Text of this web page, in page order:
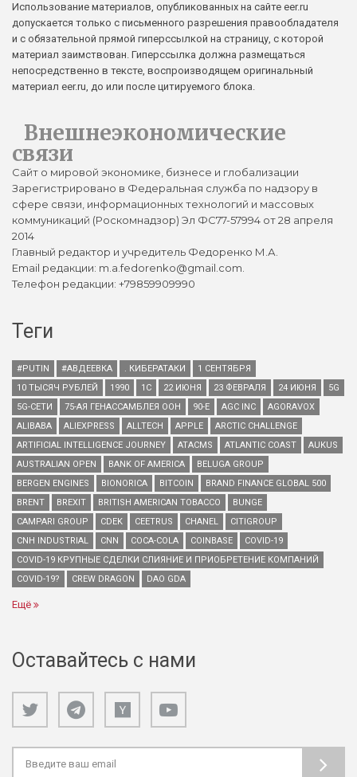
Использование материалов, опубликованных на сайте eer.ru
допускается только с письменного разрешения правообладателя
и с обязательной прямой гиперссылкой на страницу, с которой
материал заимствован. Гиперссылка должна размещаться
непосредственно в тексте, воспроизводящем оригинальный
материал eer.ru, до или после цитируемого блока.
Внешнеэкономические
связи
Сайт о мировой экономике, бизнесе и глобализации
Зарегистрировано в Федеральная служба по надзору в
сфере связи, информационных технологий и массовых
коммуникаций (Роскомнадзор) Эл ФС77-57994 от 28 апреля
2014
Главный редактор и учредитель Федоренко М.А.
Email редакции: m.a.fedorenko@gmail.com.
Телефон редакции: +79859909990
Теги
#PUTIN #АВДЕЕВКА . КИБЕРАТАКИ
1 СЕНТЯБРЯ
10 ТЫСЯЧ РУБЛЕЙ
1990 1С 22 ИЮНЯ 23 ФЕВРАЛЯ 24 ИЮНЯ
5G
5G-СЕТИ
75-АЯ ГЕНАССАМБЛЕЯ ООН 90-Е AGC INC
AGORAVOX
ALIBABA
ALIEXPRESS ALLTECH APPLE
ARCTIC CHALLENGE
ARTIFICIAL INTELLIGENCE JOURNEY
ATACMS ATLANTIC COAST
AUKUS
AUSTRALIAN OPEN
BANK OF AMERICA
BELUGA GROUP
BERGEN ENGINES
BIONORICA BITCOIN
BRAND FINANCE GLOBAL 500
BRENT
BREXIT BRITISH AMERICAN TOBACCO
BUNGE
CAMPARI GROUP
CDEK CEETRUS CHANEL
CITIGROUP
CNH INDUSTRIAL
CNN COCA-COLA COINBASE
COVID-19
COVID-19 КРУПНЫЕ СДЕЛКИ СЛИЯНИЕ И ПРИОБРЕТЕНИЕ КОМПАНИЙ
COVID-19?
CREW DRAGON DAO GDA
Ещё
Оставайтесь с нами